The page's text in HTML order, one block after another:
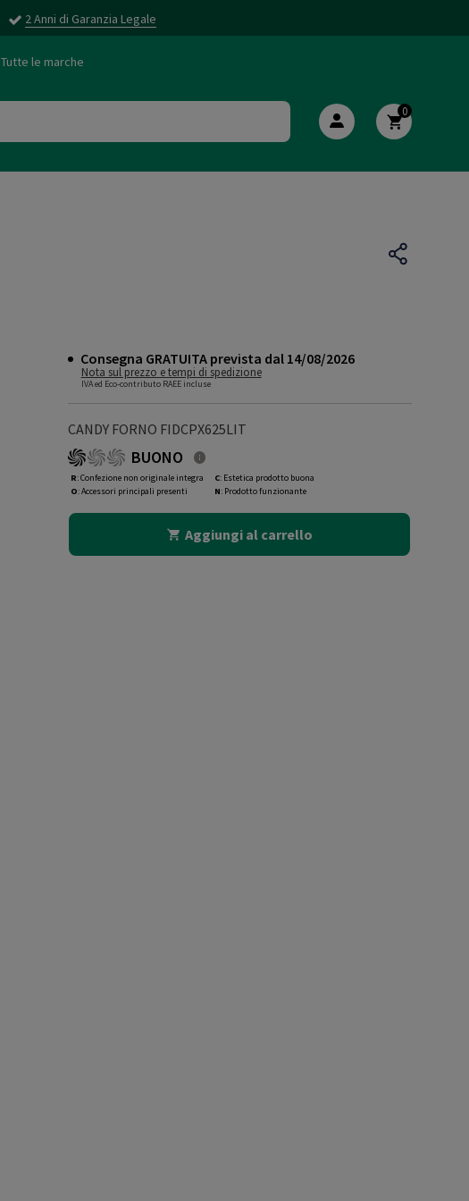
2 Anni di Garanzia Legale
Tutte le marche
0
Consegna GRATUITA prevista dal 14/08/2026
Nota sul prezzo e tempi di spedizione
IVA ed Eco-contributo RAEE incluse
CANDY FORNO FIDCPX625LIT
BUONO
R: Confezione non originale integra
O: Accessori principali presenti
C: Estetica prodotto buona
N: Prodotto funzionante
Aggiungi al carrello